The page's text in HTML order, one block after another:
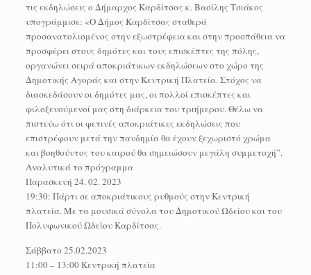
τις εκδηλώσεις ο Δήμαρχος Καρδίτσας κ. Βασίλης Τσιάκος
υπογράμμισε: «Ο Δήμος Καρδίτσας σταθερά
προσανατολισμένος στην εξωστρέφεια και στην προσπάθεια να
προσφέρει στους δημότες και τους επισκέπτες της πόλης,
οργανώνει σειρά αποκριάτικων εκδηλώσεων στο χώρο της
Δημοτικής Αγοράς και στην Κεντρική Πλατεία. Στόχος να
διασκεδάσουν οι δημότες μας, οι πολλοί επισκέπτες και
φιλοξενούμενοί μας στη διάρκεια του τριήμερου. Θέλω να
πιστεύω ότι οι φετινές αποκριάτικες εκδηλώσεις που
επιστρέφουν μετά την πανδημία θα έχουν ξεχωριστό χρώμα
και βοηθούντος του καιρού θα σημειώσουν μεγάλη συμμετοχή”.
Αναλυτικά το πρόγραμμα
Παρασκευή 24. 02. 2023
19:30: Πάρτι σε αποκριάτικους ρυθμούς στην Κεντρική
πλατεία. Με τα μουσικά σύνολα του Δημοτικού Ωδείου και του
Πολυφωνικού Ωδείου Καρδίτσας.
Σάββατο 25.02.2023
11:00 – 13:00 Κεντρική πλατεία